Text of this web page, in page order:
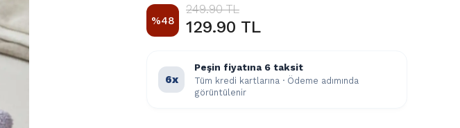
%48
249.90 TL
129.90 TL
6x
Peşin fiyatına 6 taksit
Tüm kredi kartlarına · Ödeme adımında
görüntülenir